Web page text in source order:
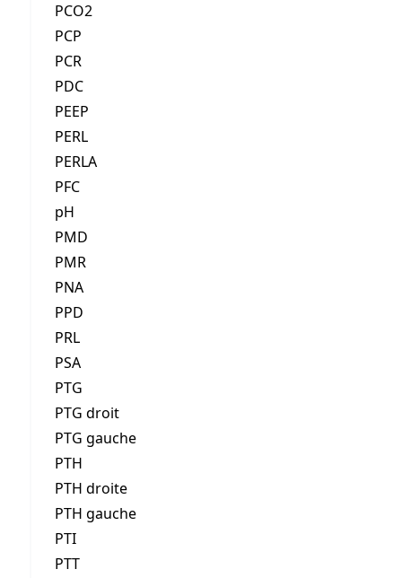
PCO2
PCP
PCR
PDC
PEEP
PERL
PERLA
PFC
pH
PMD
PMR
PNA
PPD
PRL
PSA
PTG
PTG droit
PTG gauche
PTH
PTH droite
PTH gauche
PTI
PTT